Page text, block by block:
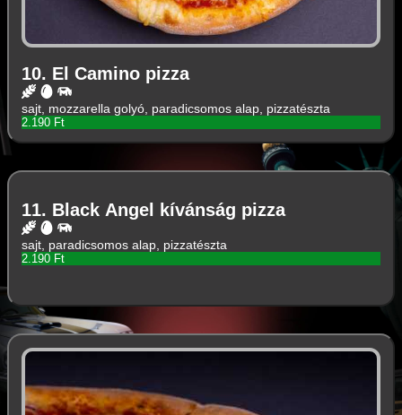
10. El Camino pizza
sajt, mozzarella golyó, paradicsomos alap, pizzatészta
2.190 Ft
11. Black Angel kívánság pizza
sajt, paradicsomos alap, pizzatészta
2.190 Ft